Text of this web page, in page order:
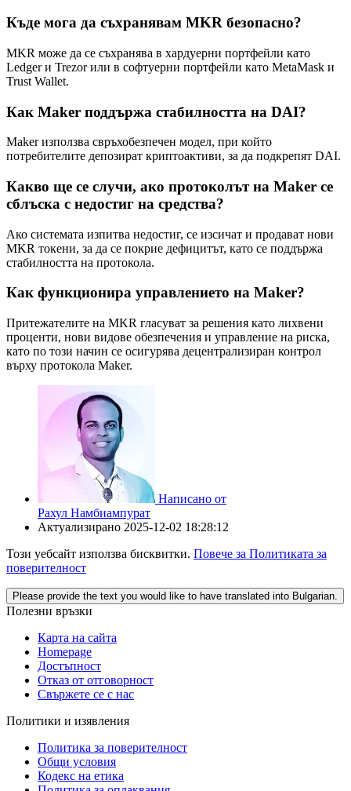
Къде мога да съхранявам MKR безопасно?
MKR може да се съхранява в хардуерни портфейли като
Ledger и Trezor или в софтуерни портфейли като MetaMask и
Trust Wallet.
Как Maker поддържа стабилността на DAI?
Maker използва свръхобезпечен модел, при който
потребителите депозират криптоактиви, за да подкрепят DAI.
Какво ще се случи, ако протоколът на Maker се
сблъска с недостиг на средства?
Ако системата изпитва недостиг, се изсичат и продават нови
MKR токени, за да се покрие дефицитът, като се поддържа
стабилността на протокола.
Как функционира управлението на Maker?
Притежателите на MKR гласуват за решения като лихвени
проценти, нови видове обезпечения и управление на риска,
като по този начин се осигурява децентрализиран контрол
върху протокола Maker.
Написано от
Рахул Намбиампурат
Актуализирано 2025-12-02 18:28:12
Този уебсайт използва бисквитки. Повече за Политиката за
поверителност
Please provide the text you would like to have translated into Bulgarian.
Полезни връзки
Карта на сайта
Homepage
Достъпност
Отказ от отговорност
Свържете се с нас
Политики и изявления
Политика за поверителност
Общи условия
Кодекс на етика